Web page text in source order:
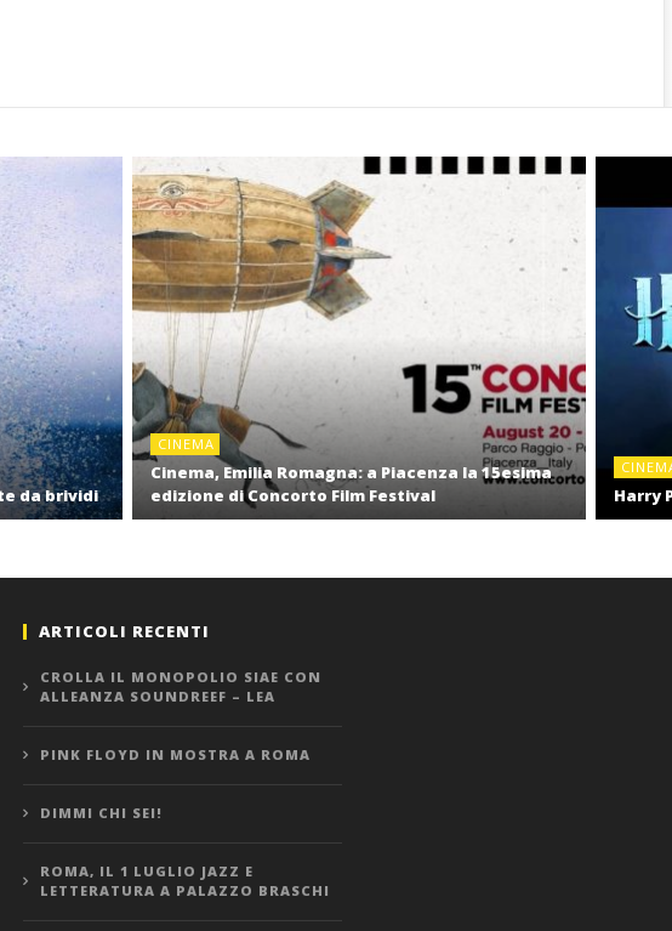
da brividi
CINEMA
Cinema, Emilia Romagna: a Piacenza la 15esima
edizione di Concorto Film Festival
Harry
ARTICOLI RECENTI
CROLLA IL MONOPOLIO SIAE CON
ALLEANZA SOUNDREEF – LEA
PINK FLOYD IN MOSTRA A ROMA
DIMMI CHI SEI!
ROMA, IL 1 LUGLIO JAZZ E
LETTERATURA A PALAZZO BRASCHI